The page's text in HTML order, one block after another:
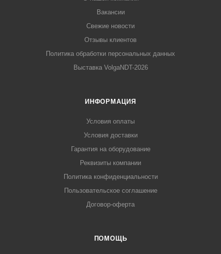
Вакансии
Свежие новости
Отзывы клиентов
Политика обработки персональных данных
Выставка VolgaNDT-2026
ИНФОРМАЦИЯ
Условия оплаты
Условия доставки
Гарантия на оборудование
Реквизиты компании
Политика конфиденциальности
Пользовательское соглашение
Договор-оферта
ПОМОЩЬ